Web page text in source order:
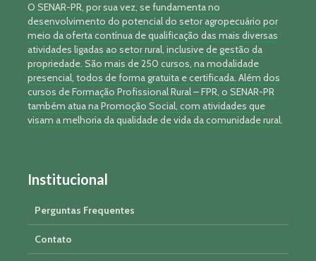
O SENAR-PR, por sua vez, se fundamenta no
desenvolvimento do potencial do setor agropecuário por
meio da oferta contínua de qualificação das mais diversas
atividades ligadas ao setor rural, inclusive de gestão da
propriedade. São mais de 250 cursos, na modalidade
presencial, todos de forma gratuita e certificada. Além dos
cursos de Formação Profissional Rural – FPR, o SENAR-PR
também atua na Promoção Social, com atividades que
visam a melhoria da qualidade de vida da comunidade rural.
Institucional
Perguntas Frequentes
Contato